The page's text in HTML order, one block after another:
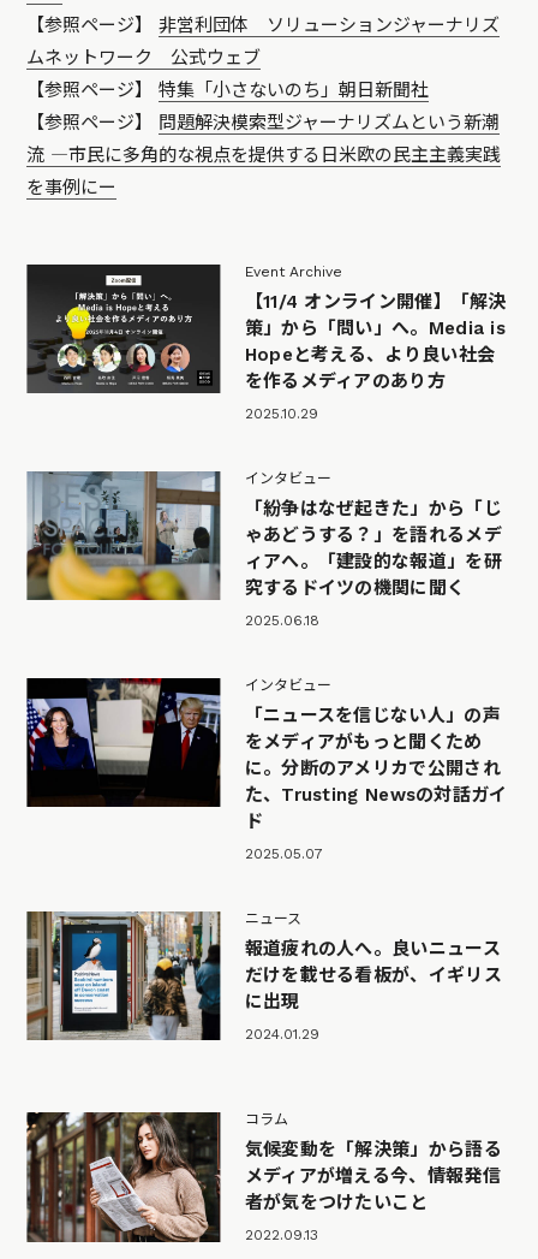
【参照ページ】非営利団体 ソリューションジャーナリズ
ムネットワーク 公式ウェブ
【参照ページ】特集「小さないのち」朝日新聞社
【参照ページ】 問題解決模索型ジャーナリズムという新潮
流 ―市民に多角的な視点を提供する日米欧の民主主義実践
を事例にー
Event Archive
【11/4 オンライン開催】「解決
策」から「問い」へ。Media is
Hopeと考える、より良い社会
を作るメディアのあり方
2025.10.29
インタビュー
「紛争はなぜ起きた」から「じ
ゃあどうする？」を語れるメデ
ィアへ。「建設的な報道」を研
究するドイツの機関に聞く
2025.06.18
インタビュー
「ニュースを信じない人」の声
をメディアがもっと聞くため
に。分断のアメリカで公開され
た、Trusting Newsの対話ガイ
ド
2025.05.07
ニュース
報道疲れの人へ。良いニュース
だけを載せる看板が、イギリス
に出現
2024.01.29
コラム
気候変動を「解決策」から語る
メディアが増える今、情報発信
者が気をつけたいこと
2022.09.13